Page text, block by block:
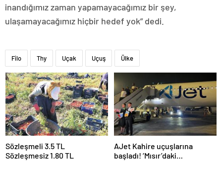
inandığımız zaman yapamayacağımız bir şey,
ulaşamayacağımız hiçbir hedef yok” dedi.
Filo Thy Uçak Uçuş Ülke
Sözleşmeli 3.5 TL
Sözleşmesiz 1.80 TL
AJet Kahire uçuşlarına
başladı! ‘Mısır’daki